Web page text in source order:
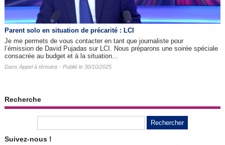
Parent solo en situation de précarité : LCI
Je me permets de vous contacter en tant que journaliste pour
l’émission de David Pujadas sur LCI. Nous préparons une soirée spéciale
consacrée au budget et à la situation...
Dans Appel à témoins - Publié le 30/10/2025
Recherche
Suivez-nous !